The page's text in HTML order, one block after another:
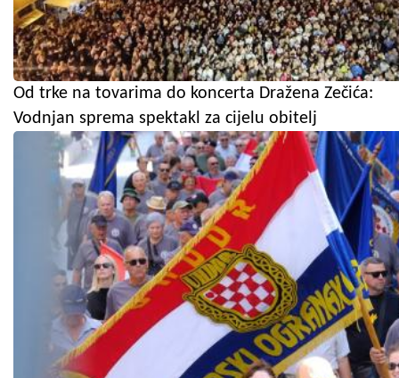
Od trke na tovarima do koncerta Dražena Zečića:
Vodnjan sprema spektakl za cijelu obitelj